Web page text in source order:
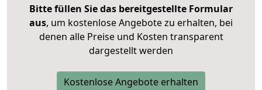
Bitte füllen Sie das bereitgestellte Formular
aus, um kostenlose Angebote zu erhalten, bei
denen alle Preise und Kosten transparent
dargestellt werden
Kostenlose Angebote erhalten